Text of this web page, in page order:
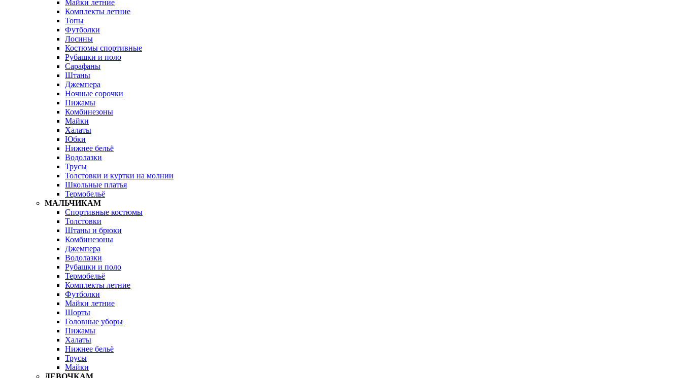
Майки летние
Комплекты летние
Топы
Футболки
Лосины
Костюмы спортивные
Рубашки и поло
Сарафаны
Штаны
Джемпера
Ночные сорочки
Пижамы
Комбинезоны
Майки
Халаты
Юбки
Нижнее бельё
Водолазки
Трусы
Толстовки и куртки на молнии
Школьные платья
Термобельё
МАЛЬЧИКАМ
Спортивные костюмы
Толстовки
Штаны и брюки
Комбинезоны
Джемпера
Водолазки
Рубашки и поло
Термобельё
Комплекты летние
Футболки
Майки летние
Шорты
Головные уборы
Пижамы
Халаты
Нижнее бельё
Трусы
Майки
ДЕВОЧКАМ